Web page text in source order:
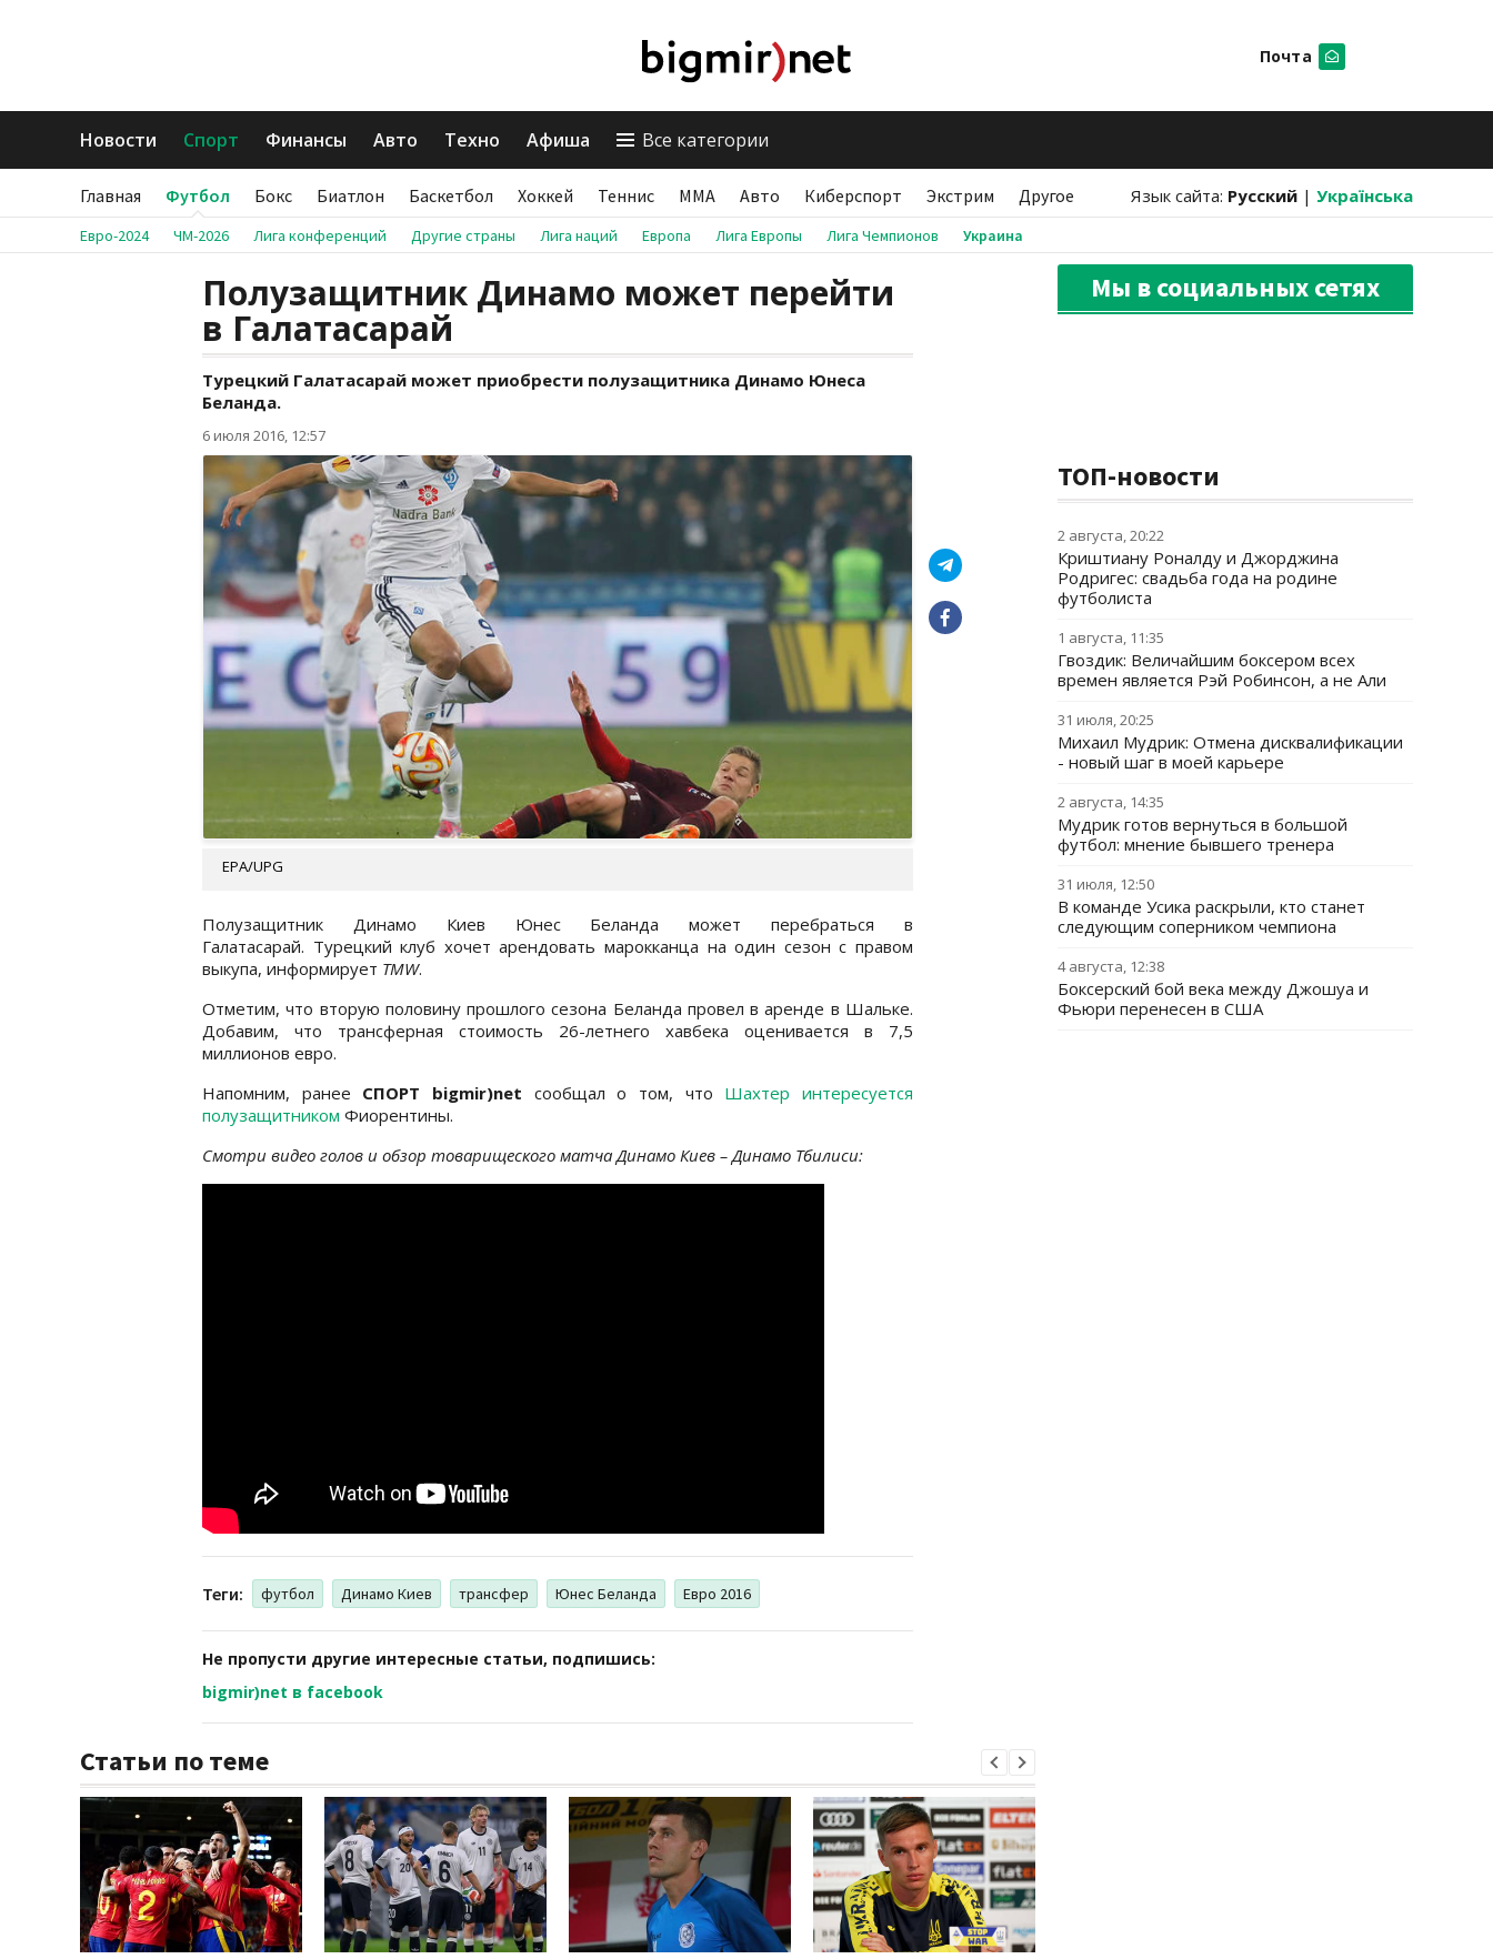
Почта
Новости Спорт Финансы Авто Техно Афиша Все категории
Главная Футбол Бокс Биатлон Баскетбол Хоккей Теннис ММА Авто Киберспорт Экстрим Другое Язык сайта: Русский | Українська
Евро-2024 ЧМ-2026 Лига конференций Другие страны Лига наций Европа Лига Европы Лига Чемпионов Украина
Полузащитник Динамо может перейти
в Галатасарай
Турецкий Галатасарай может приобрести полузащитника Динамо Юнеса
Беланда.
6 июля 2016, 12:57
EPA/UPG
Полузащитник Динамо Киев Юнес Беланда может перебраться в
Галатасарай. Турецкий клуб хочет арендовать марокканца на один сезон с правом
выкупа, информирует TMW.
Отметим, что вторую половину прошлого сезона Беланда провел в аренде в Шальке.
Добавим, что трансферная стоимость 26-летнего хавбека оценивается в 7,5
миллионов евро.
Напомним, ранее СПОРТ bigmir)net сообщал о том, что Шахтер интересуется
полузащитником Фиорентины.
Смотри видео голов и обзор товарищеского матча Динамо Киев – Динамо Тбилиси:
Теги: футбол Динамо Киев трансфер Юнес Беланда Евро 2016
Не пропусти другие интересные статьи, подпишись:
bigmir)net в facebook
Статьи по теме
Мы в социальных сетях
ТОП-новости
2 августа, 20:22
Криштиану Роналду и Джорджина
Родригес: свадьба года на родине
футболиста
1 августа, 11:35
Гвоздик: Величайшим боксером всех
времен является Рэй Робинсон, а не Али
31 июля, 20:25
Михаил Мудрик: Отмена дисквалификации
- новый шаг в моей карьере
2 августа, 14:35
Мудрик готов вернуться в большой
футбол: мнение бывшего тренера
31 июля, 12:50
В команде Усика раскрыли, кто станет
следующим соперником чемпиона
4 августа, 12:38
Боксерский бой века между Джошуа и
Фьюри перенесен в США